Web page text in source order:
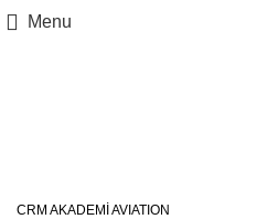
Menu
CRM AKADEMİ AVIATION